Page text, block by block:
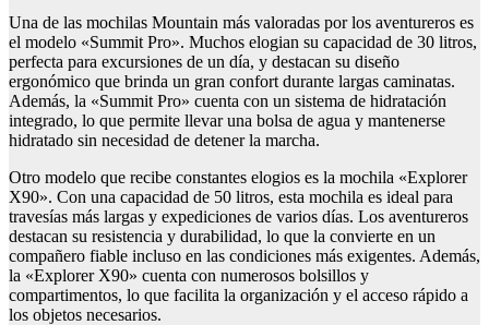
Una de las mochilas Mountain más valoradas por los aventureros es
el modelo «Summit Pro». Muchos elogian su capacidad de 30 litros,
perfecta para excursiones de un día, y destacan su diseño
ergonómico que brinda un gran confort durante largas caminatas.
Además, la «Summit Pro» cuenta con un sistema de hidratación
integrado, lo que permite llevar una bolsa de agua y mantenerse
hidratado sin necesidad de detener la marcha.
Otro modelo que recibe constantes elogios es la mochila «Explorer
X90». Con una capacidad de 50 litros, esta mochila es ideal para
travesías más largas y expediciones de varios días. Los aventureros
destacan su resistencia y durabilidad, lo que la convierte en un
compañero fiable incluso en las condiciones más exigentes. Además,
la «Explorer X90» cuenta con numerosos bolsillos y
compartimentos, lo que facilita la organización y el acceso rápido a
los objetos necesarios.